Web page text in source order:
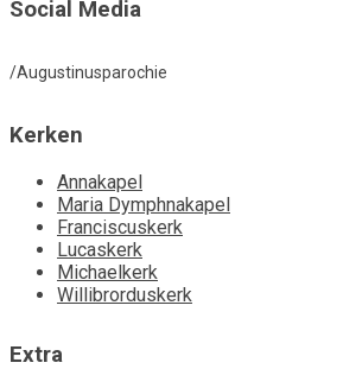
Social Media
/Augustinusparochie
Kerken
Annakapel
Maria Dymphnakapel
Franciscuskerk
Lucaskerk
Michaelkerk
Willibrorduskerk
Extra